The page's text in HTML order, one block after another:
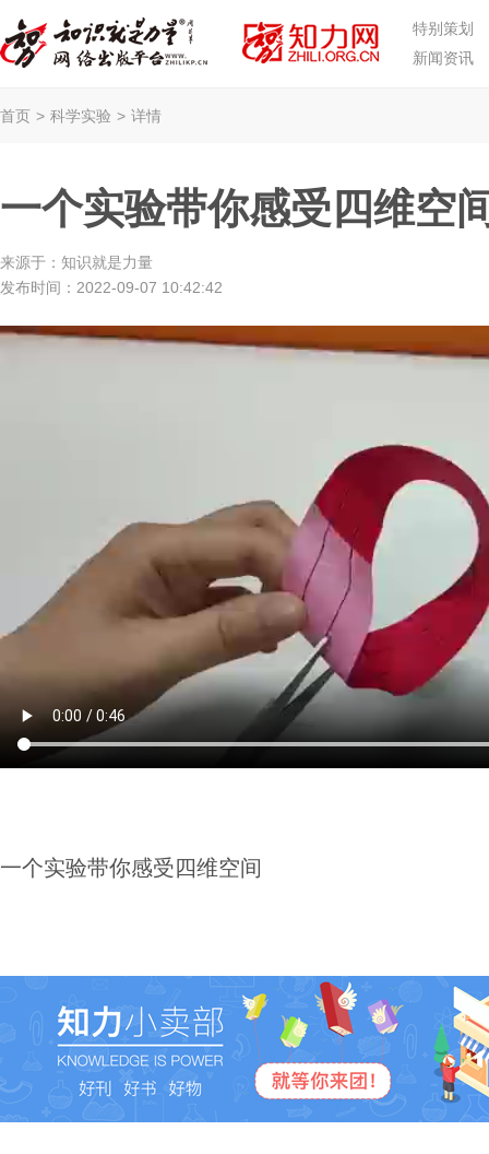
特别策划
新闻资讯
首页 > 科学实验 > 详情
一个实验带你感受四维空
来源于： 知识就是力量
发布时间： 2022-09-07 10:42:42
一个实验带你感受四维空间